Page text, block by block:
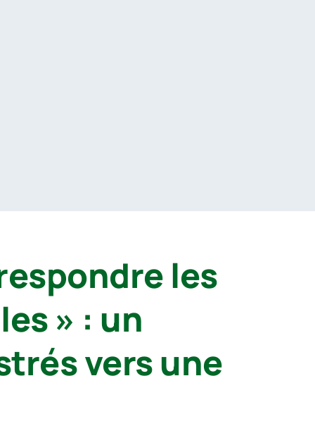
les
» : un
vers une